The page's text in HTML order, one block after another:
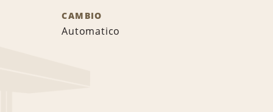
CAMBIO
Automatico